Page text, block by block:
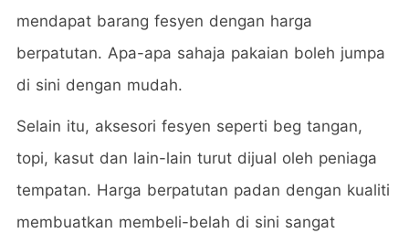
mendapat barang fesyen dengan harga
berpatutan. Apa-apa sahaja pakaian boleh jumpa
di sini dengan mudah.
Selain itu, aksesori fesyen seperti beg tangan,
topi, kasut dan lain-lain turut dijual oleh peniaga
tempatan. Harga berpatutan padan dengan kualiti
membuatkan membeli-belah di sini sangat